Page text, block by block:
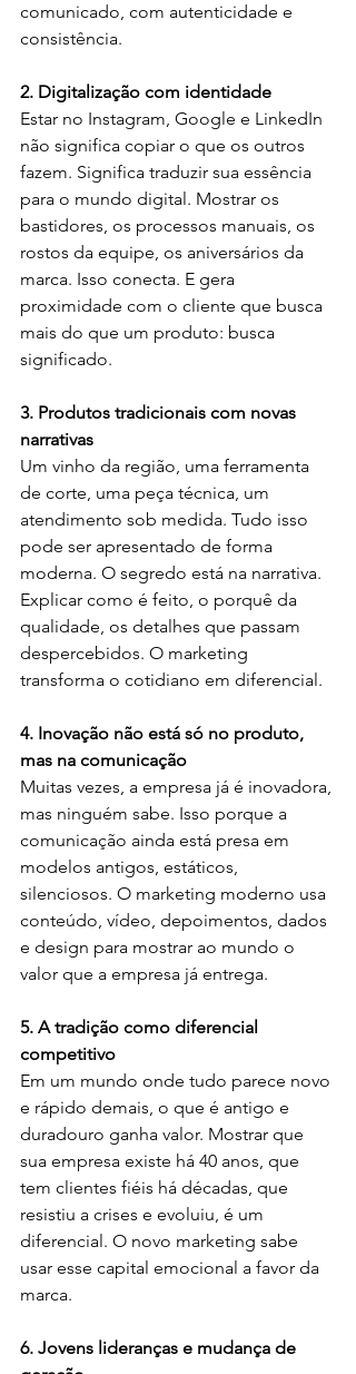
comunicado, com autenticidade e
consistência.
2. Digitalização com identidade
Estar no Instagram, Google e LinkedIn
não significa copiar o que os outros
fazem. Significa traduzir sua essência
para o mundo digital. Mostrar os
bastidores, os processos manuais, os
rostos da equipe, os aniversários da
marca. Isso conecta. E gera
proximidade com o cliente que busca
mais do que um produto: busca
significado.
3. Produtos tradicionais com novas
narrativas
Um vinho da região, uma ferramenta
de corte, uma peça técnica, um
atendimento sob medida. Tudo isso
pode ser apresentado de forma
moderna. O segredo está na narrativa.
Explicar como é feito, o porquê da
qualidade, os detalhes que passam
despercebidos. O marketing
transforma o cotidiano em diferencial.
4. Inovação não está só no produto,
mas na comunicação
Muitas vezes, a empresa já é inovadora,
mas ninguém sabe. Isso porque a
comunicação ainda está presa em
modelos antigos, estáticos,
silenciosos. O marketing moderno usa
conteúdo, vídeo, depoimentos, dados
e design para mostrar ao mundo o
valor que a empresa já entrega.
5. A tradição como diferencial
competitivo
Em um mundo onde tudo parece novo
e rápido demais, o que é antigo e
duradouro ganha valor. Mostrar que
sua empresa existe há 40 anos, que
tem clientes fiéis há décadas, que
resistiu a crises e evoluiu, é um
diferencial. O novo marketing sabe
usar esse capital emocional a favor da
marca.
6. Jovens lideranças e mudança de